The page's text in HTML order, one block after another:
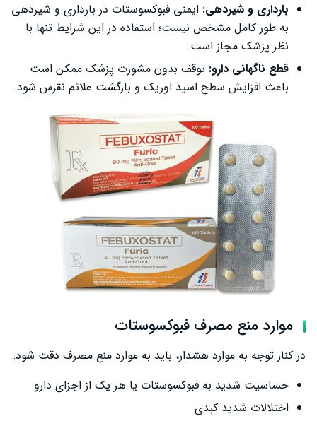
بارداری و شیردهی: ایمنی فبوکسوستات در بارداری و شیردهی
به طور کامل مشخص نیست؛ استفاده در این شرایط تنها با
نظر پزشک مجاز است.
قطع ناگهانی دارو: توقف بدون مشورت پزشک ممکن است
باعث افزایش سطح اسید اوریک و بازگشت علائم نقرس شود.
موارد منع مصرف فبوکسوستات
در کنار توجه به موارد هشدار، باید به موارد منع مصرف دقت شود:
حساسیت شدید به فبوکسوستات یا هر یک از اجزای دارو
اختلالات شدید کبدی